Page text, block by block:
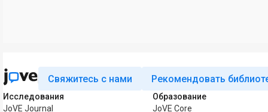
Свяжитесь с нами Рекомендовать
Исследования
JoVE Journal
Образование
JoVE Core